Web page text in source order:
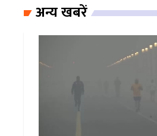
अन्य खबरें